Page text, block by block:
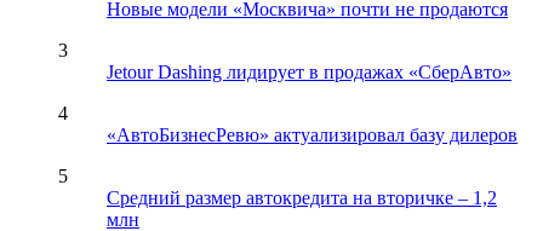
Новые модели «Москвича» почти не продаются
3
Jetour Dashing лидирует в продажах «СберАвто»
4
«АвтоБизнесРевю» актуализировал базу дилеров
5
Средний размер автокредита на вторичке – 1,2
млн